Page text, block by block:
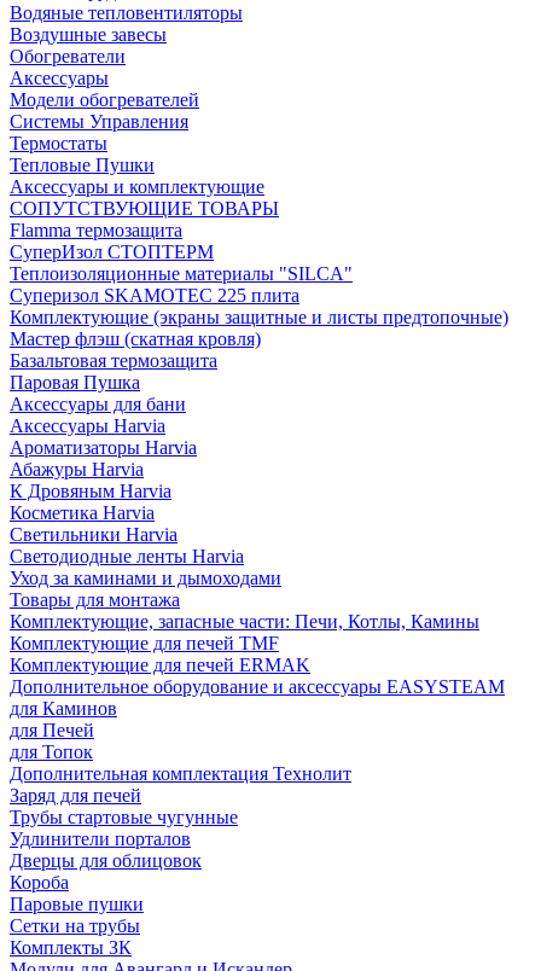
Водяные тепловентиляторы
Воздушные завесы
Обогреватели
Аксессуары
Модели обогревателей
Системы Управления
Термостаты
Тепловые Пушки
Аксессуары и комплектующие
СОПУТСТВУЮЩИЕ ТОВАРЫ
Flamma термозащита
СуперИзол СТОПТЕРМ
Теплоизоляционные материалы "SILCA"
Суперизол SKAMOTEC 225 плита
Комплектующие (экраны защитные и листы предтопочные)
Мастер флэш (скатная кровля)
Базальтовая термозащита
Паровая Пушка
Аксессуары для бани
Аксессуары Harvia
Ароматизаторы Harvia
Абажуры Harvia
К Дровяным Harvia
Косметика Harvia
Светильники Harvia
Светодиодные ленты Harvia
Уход за каминами и дымоходами
Товары для монтажа
Комплектующие, запасные части: Печи, Котлы, Камины
Комплектующие для печей TMF
Комплектующие для печей ERMAK
Дополнительное оборудование и аксессуары EASYSTEAM
для Каминов
для Печей
для Топок
Дополнительная комплектация Технолит
Заряд для печей
Трубы стартовые чугунные
Удлинители порталов
Дверцы для облицовок
Короба
Паровые пушки
Сетки на трубы
Комплекты ЗК